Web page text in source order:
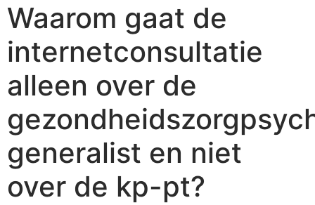
Waarom gaat de
internetconsultatie
alleen over de
generalist en niet
over de kp-pt?